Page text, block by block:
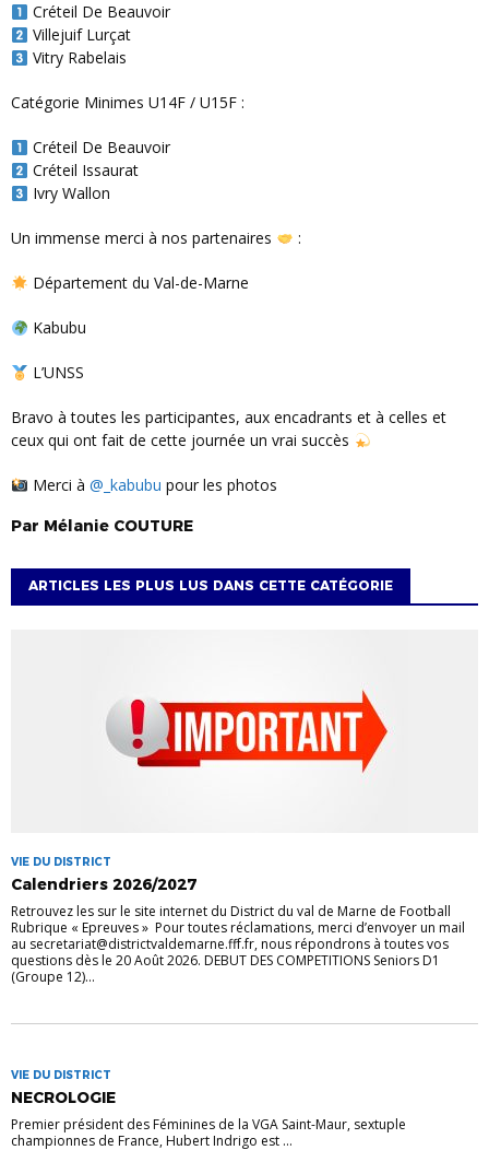
Créteil De Beauvoir
Villejuif Lurçat
Vitry Rabelais
Catégorie Minimes U14F / U15F :
Créteil De Beauvoir
Créteil Issaurat
Ivry Wallon
Un immense merci à nos partenaires :
Département du Val-de-Marne
Kabubu
L’UNSS
Bravo à toutes les participantes, aux encadrants et à celles et
ceux qui ont fait de cette journée un vrai succès
Merci à @_kabubu pour les photos
Par Mélanie COUTURE
ARTICLES LES PLUS LUS DANS CETTE CATÉGORIE
VIE DU DISTRICT
Calendriers 2026/2027
Retrouvez les sur le site internet du District du val de Marne de Football
Rubrique « Epreuves » Pour toutes réclamations, merci d’envoyer un mail
au secretariat@districtvaldemarne.fff.fr, nous répondrons à toutes vos
questions dès le 20 Août 2026. DEBUT DES COMPETITIONS Seniors D1
(Groupe 12)...
VIE DU DISTRICT
NECROLOGIE
Premier président des Féminines de la VGA Saint-Maur, sextuple
championnes de France, Hubert Indrigo est ...